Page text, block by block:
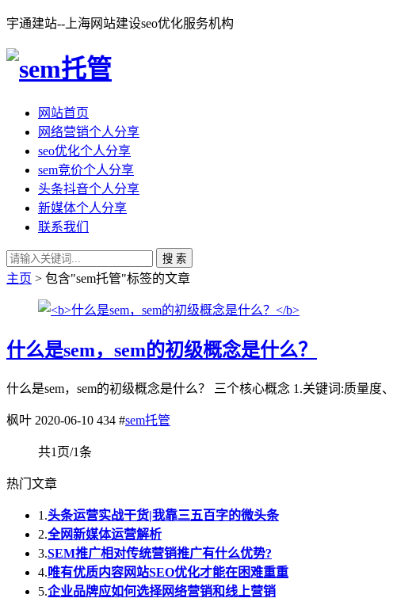
宇通建站--上海网站建设seo优化服务机构
网站首页
网络营销个人分享
seo优化个人分享
sem竞价个人分享
头条抖音个人分享
新媒体个人分享
联系我们
搜 索
主页 > 包含"sem托管"标签的文章
什么是sem，sem的初级概念是什么？
什么是sem，sem的初级概念是什么？ 三个核心概念 1.关键词:质量
枫叶 2020-06-10 434 #sem托管
共1页/1条
热门文章
1.头条运营实战干货|我靠三五百字的微头条
2.全网新媒体运营解析
3.SEM推广相对传统营销推广有什么优势?
4. 唯有优质内容网站SEO优化才能在困难重重
5.企业品牌应如何选择网络营销和线上营销